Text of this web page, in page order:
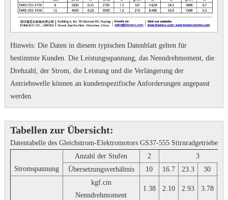
Hinweis: Die Daten in diesem typischen Datenblatt gelten für
bestimmte Kunden. Die Leistungsspannung, das Nenndrehmoment, die
Drehzahl, der Strom, die Leistung und die Verlängerung der
Antriebswelle können an kundenspezifische Anforderungen angepasst
werden.
Tabellen zur Übersicht:
Datentabelle des Gleichstrom-Elektromotors GS37-555 Stirnradgetriebe
Stromspannung
Anzahl der Stufen 2
3
Übersetzungsverhältnis
10 16.7 23.3 30
kgf.cm
Nenndrehmoment
1.38 2.10 2.93 3.78